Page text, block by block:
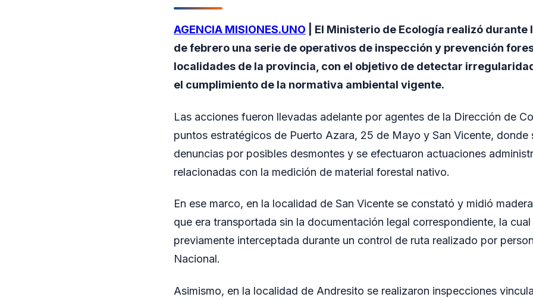
AGENCIA MISIONES.UNO | El Ministerio de Ecología realizó durante
de febrero una serie de operativos de inspección y prevención
localidades de la provincia, con el objetivo de detectar
el cumplimiento de la normativa ambiental vigente.
Las acciones fueron llevadas adelante por agentes de la Dirección de
puntos estratégicos de Puerto Azara, 25 de Mayo y San Vicente, donde
denuncias por posibles desmontes y se efectuaron actuaciones
relacionadas con la medición de material forestal nativo.
En ese marco, en la localidad de San Vicente se constató y midió
que era transportada sin la documentación legal correspondiente, la
previamente interceptada durante un control de ruta realizado por
Nacional.
Asimismo, en la localidad de Andresito se realizaron inspecciones